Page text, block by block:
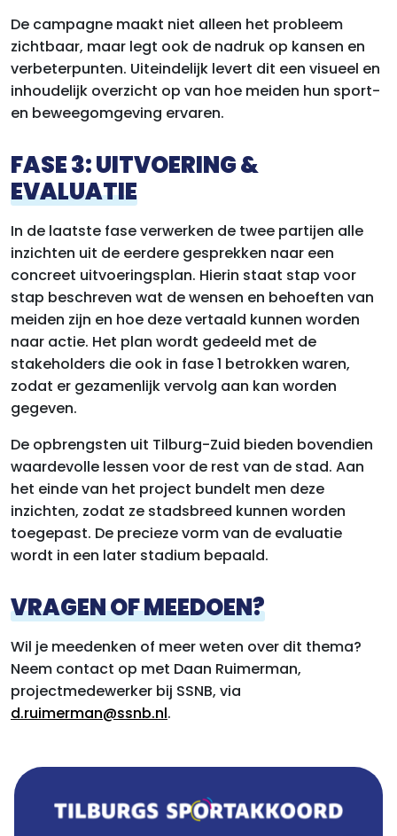
De campagne maakt niet alleen het probleem
zichtbaar, maar legt ook de nadruk op kansen en
verbeterpunten. Uiteindelijk levert dit een visueel en
inhoudelijk overzicht op van hoe meiden hun sport-
en beweegomgeving ervaren.
FASE 3: UITVOERING &
EVALUATIE
In de laatste fase verwerken de twee partijen alle
inzichten uit de eerdere gesprekken naar een
concreet uitvoeringsplan. Hierin staat stap voor
stap beschreven wat de wensen en behoeften van
meiden zijn en hoe deze vertaald kunnen worden
naar actie. Het plan wordt gedeeld met de
stakeholders die ook in fase 1 betrokken waren,
zodat er gezamenlijk vervolg aan kan worden
gegeven.
De opbrengsten uit Tilburg-Zuid bieden bovendien
waardevolle lessen voor de rest van de stad. Aan
het einde van het project bundelt men deze
inzichten, zodat ze stadsbreed kunnen worden
toegepast. De precieze vorm van de evaluatie
wordt in een later stadium bepaald.
VRAGEN OF MEEDOEN?
Wil je meedenken of meer weten over dit thema?
Neem contact op met Daan Ruimerman,
projectmedewerker bij SSNB, via
d.ruimerman@ssnb.nl.